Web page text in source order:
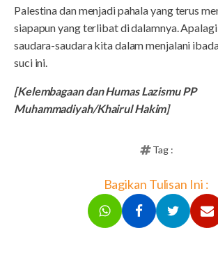
Palestina dan menjadi pahala yang terus
siapapun yang terlibat di dalamnya.
saudara-saudara kita dalam menjalani
suci ini.
[Kelembagaan dan Humas Lazismu PP
Muhammadiyah/Khairul Hakim]
Tag :
Bagikan Tulisan Ini :